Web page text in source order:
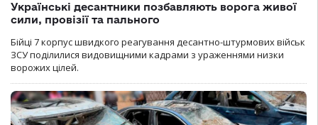
Українські десантники позбавляють ворога живої
сили, провізії та пального
Бійці 7 корпус швидкого реагування десантно-штурмових військ
ЗСУ поділилися видовищними кадрами з ураженнями низки
ворожих цілей.